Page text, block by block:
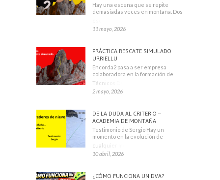
Hay una escena que se repite
demasiadas veces en montaña. Dos
11 mayo, 2026
PRÁCTICA RESCATE SIMULADO
URRIELLU
Encorda2 pasa a ser empresa
colaboradora en la formación de
Técnicos Deportivos
2 mayo, 2026
DE LA DUDA AL CRITERIO –
ACADEMIA DE MONTAÑA
Testimonio de Sergio Hay un
momento en la evolución de
cualquier montañero
10 abril, 2026
¿CÓMO FUNCIONA UN DVA?